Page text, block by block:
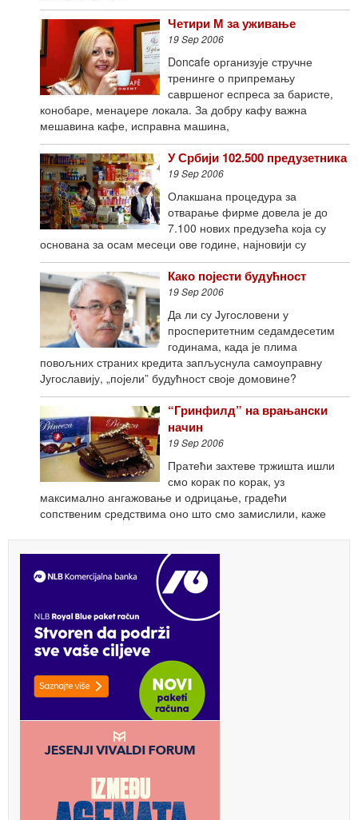
Четири М за уживање
19 Sep 2006
Doncafe организује стручне
тренинге о припремању
савршеног еспреса за баристе,
конобаре, менаџере локала. За добру кафу важна
мешавина кафе, исправна машина,
У Србији 102.500 предузетника
19 Sep 2006
Олакшана процедура за
отварање фирме довела је до
7.100 нових предузећа која су
основана за осам месеци ове године, најновији су
Како појести будућност
19 Sep 2006
Да ли су Југословени у
просперитетним седамдесетим
годинама, када је плима
повољних страних кредита запљуснула самоуправну
Југославију, „појели” будућност своје домовине?
“Гринфилд” на врањански
начин
19 Sep 2006
Пратећи захтеве тржишта ишли
смо корак по корак, уз
максимално ангажовање и одрицање, градећи
сопственим средствима оно што смо замислили, каже